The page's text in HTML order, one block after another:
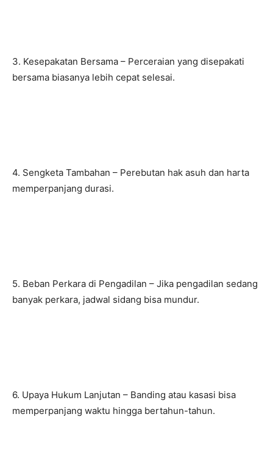
3. Kesepakatan Bersama – Perceraian yang disepakati
bersama biasanya lebih cepat selesai.
4. Sengketa Tambahan – Perebutan hak asuh dan harta
memperpanjang durasi.
5. Beban Perkara di Pengadilan – Jika pengadilan sedang
banyak perkara, jadwal sidang bisa mundur.
6. Upaya Hukum Lanjutan – Banding atau kasasi bisa
memperpanjang waktu hingga bertahun-tahun.